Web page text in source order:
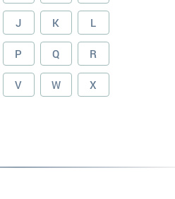
J K L
P Q R
V W X